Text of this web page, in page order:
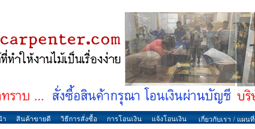
ำ สินค้าขายดี วิธีการสั่งซื้อ การโอนเงิน แจ้งโอนเงิน เกี่ยวกับเรา / แผนที่